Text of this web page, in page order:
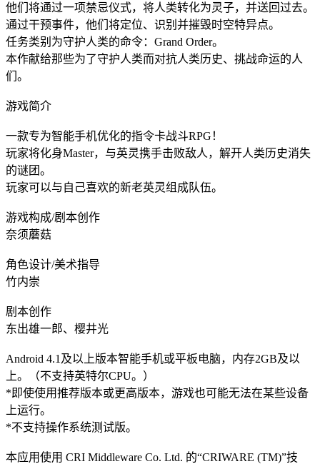
他们将通过一项禁忌仪式，将人类转化为灵子，并送回过去。
通过干预事件，他们将定位、识别并摧毁时空特异点。
任务类别为守护人类的命令：Grand Order。
本作献给那些为了守护人类而对抗人类历史、挑战命运的人
们。
游戏简介
一款专为智能手机优化的指令卡战斗RPG！
玩家将化身Master，与英灵携手击败敌人，解开人类历史消失
的谜团。
玩家可以与自己喜欢的新老英灵组成队伍。
游戏构成/剧本创作
奈须蘑菇
角色设计/美术指导
竹内崇
剧本创作
东出雄一郎、樱井光
Android 4.1及以上版本智能手机或平板电脑，内存2GB及以
上。（不支持英特尔CPU。）
*即使使用推荐版本或更高版本，游戏也可能无法在某些设备
上运行。
*不支持操作系统测试版。
本应用使用 CRI Middleware Co. Ltd. 的“CRIWARE (TM)”技